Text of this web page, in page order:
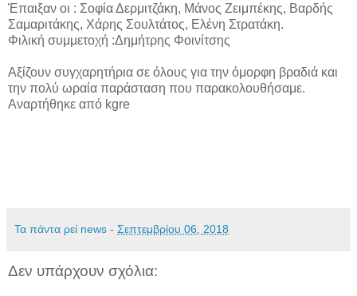
Έπαιξαν οι : Σοφία Δερμιτζάκη, Μάνος Ζειμπέκης, Βαρδής
Σαμαριτάκης, Χάρης Σουλτάτος, Ελένη Στρατάκη.
Φιλική συμμετοχή :Δημήτρης Φοινίτσης
Αξίζουν συγχαρητήρια σε όλους για την όμορφη βραδιά και
την πολύ ωραία παράσταση που παρακολουθήσαμε.
Αναρτήθηκε από kgre
Τα πάντα ρεί news - Σεπτεμβρίου 06, 2018
Δεν υπάρχουν σχόλια: